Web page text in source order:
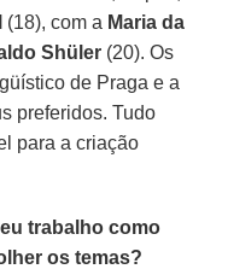
(18), com a Maria da
Shüler (20). Os
de Praga e a
preferidos. Tudo
para a criação
trabalho como
os temas?